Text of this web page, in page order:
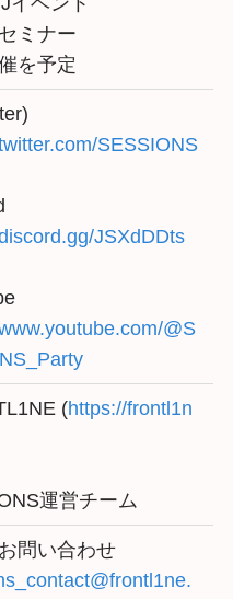
ミナー
を予定
SESSIONS
JSXdDDts
@S
(https://frontl1n
運営チーム
問い合わせ